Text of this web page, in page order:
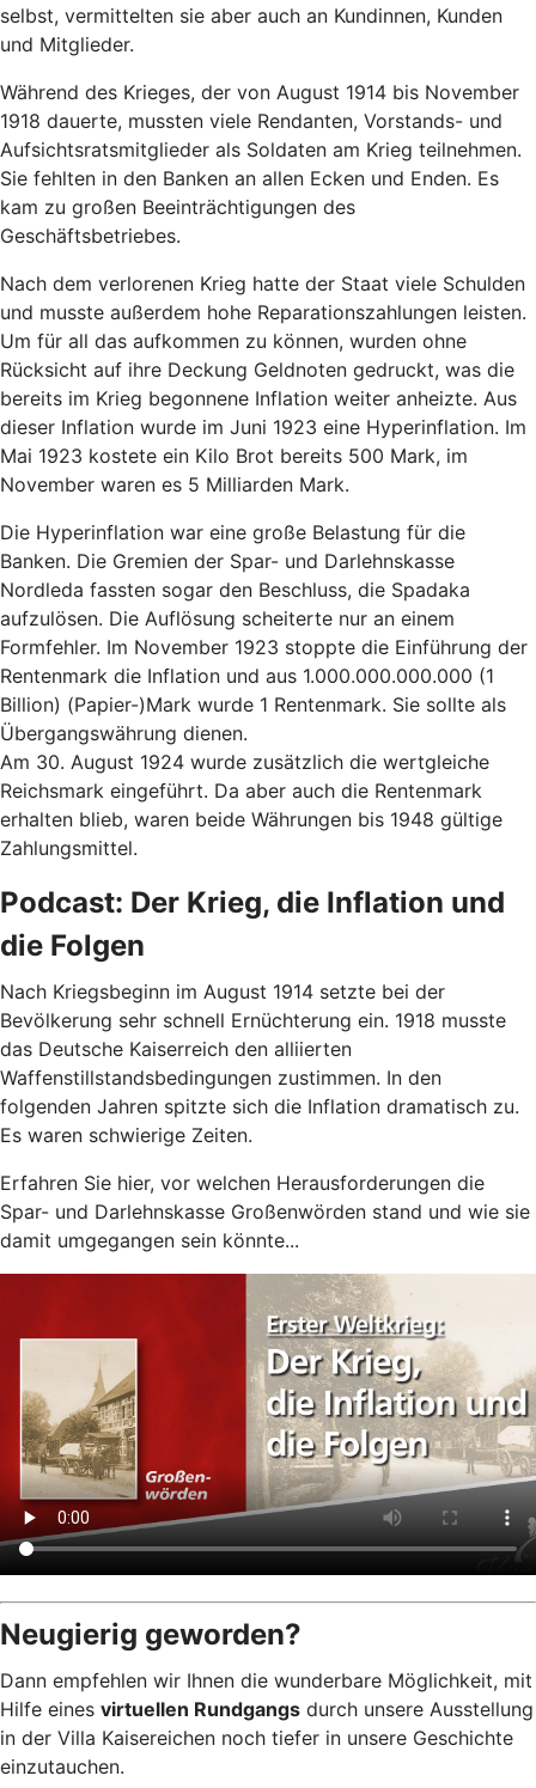
selbst, vermittelten sie aber auch an Kundinnen, Kunden
und Mitglieder.
Während des Krieges, der von August 1914 bis November
1918 dauerte, mussten viele Rendanten, Vorstands- und
Aufsichtsratsmitglieder als Soldaten am Krieg teilnehmen.
Sie fehlten in den Banken an allen Ecken und Enden. Es
kam zu großen Beeinträchtigungen des
Geschäftsbetriebes.
Nach dem verlorenen Krieg hatte der Staat viele Schulden
und musste außerdem hohe Reparationszahlungen leisten.
Um für all das aufkommen zu können, wurden ohne
Rücksicht auf ihre Deckung Geldnoten gedruckt, was die
bereits im Krieg begonnene Inflation weiter anheizte. Aus
dieser Inflation wurde im Juni 1923 eine Hyperinflation. Im
Mai 1923 kostete ein Kilo Brot bereits 500 Mark, im
November waren es 5 Milliarden Mark.
Die Hyperinflation war eine große Belastung für die
Banken. Die Gremien der Spar- und Darlehnskasse
Nordleda fassten sogar den Beschluss, die Spadaka
aufzulösen. Die Auflösung scheiterte nur an einem
Formfehler. Im November 1923 stoppte die Einführung der
Rentenmark die Inflation und aus 1.000.000.000.000 (1
Billion) (Papier-)Mark wurde 1 Rentenmark. Sie sollte als
Übergangswährung dienen.
Am 30. August 1924 wurde zusätzlich die wertgleiche
Reichsmark eingeführt. Da aber auch die Rentenmark
erhalten blieb, waren beide Währungen bis 1948 gültige
Zahlungsmittel.
Podcast: Der Krieg, die Inflation und
die Folgen
Nach Kriegsbeginn im August 1914 setzte bei der
Bevölkerung sehr schnell Ernüchterung ein. 1918 musste
das Deutsche Kaiserreich den alliierten
Waffenstillstandsbedingungen zustimmen. In den
folgenden Jahren spitzte sich die Inflation dramatisch zu.
Es waren schwierige Zeiten.
Erfahren Sie hier, vor welchen Herausforderungen die
Spar- und Darlehnskasse Großenwörden stand und wie sie
damit umgegangen sein könnte...
Neugierig geworden?
Dann empfehlen wir Ihnen die wunderbare Möglichkeit, mit
Hilfe eines virtuellen Rundgangs durch unsere Ausstellung
in der Villa Kaisereichen noch tiefer in unsere Geschichte
einzutauchen.